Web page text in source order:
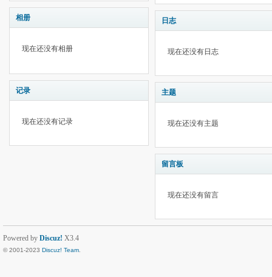
相册
现在还没有相册
记录
现在还没有记录
日志
现在还没有日志
主题
现在还没有主题
留言板
现在还没有留言
Powered by Discuz! X3.4
© 2001-2023 Discuz! Team